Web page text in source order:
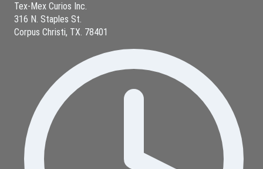
Tex-Mex Curios Inc.
316 N. Staples St.
Corpus Christi, TX. 78401